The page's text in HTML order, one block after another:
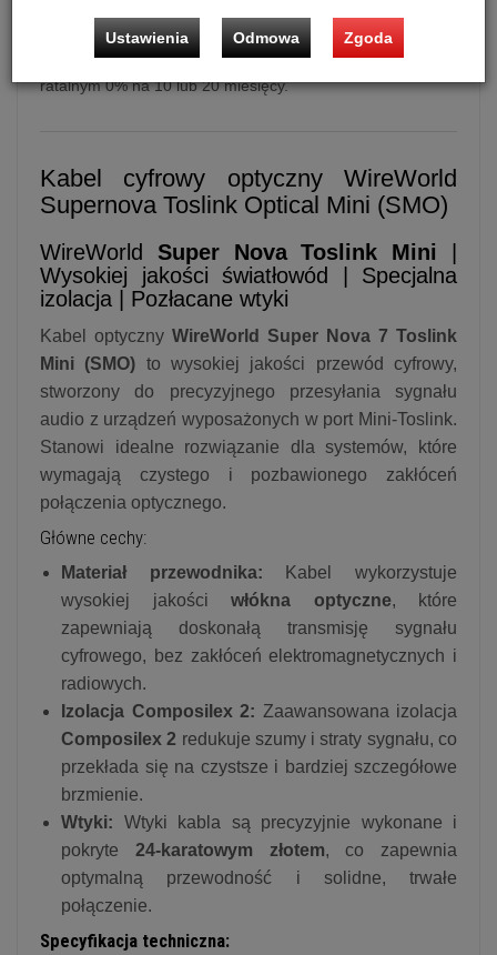
Możliwość zakupu produktu w bezpłatnym systemie
ratalnym 0% na 10 lub 20 miesięcy.
Kabel cyfrowy optyczny WireWorld
Supernova Toslink Optical Mini (SMO)
WireWorld Super Nova Toslink Mini
Wysokiej jakości światłowód | Specjalna
izolacja | Pozłacane wtyki
Kabel optyczny WireWorld Super Nova 7 Toslink
Mini (SMO) to wysokiej jakości przewód cyfrowy,
stworzony do precyzyjnego przesyłania sygnału
audio z urządzeń wyposażonych w port Mini-Toslink.
Stanowi idealne rozwiązanie dla systemów, które
wymagają czystego i pozbawionego zakłóceń
połączenia optycznego.
Główne cechy:
Materiał przewodnika: Kabel wykorzystuje
wysokiej jakości włókna optyczne, które
zapewniają doskonałą transmisję sygnału
cyfrowego, bez zakłóceń elektromagnetycznych i
radiowych.
Izolacja Composilex 2: Zaawansowana izolacja
Composilex 2 redukuje szumy i straty sygnału, co
przekłada się na czystsze i bardziej szczegółowe
brzmienie.
Wtyki: Wtyki kabla są precyzyjnie wykonane i
pokryte 24-karatowym złotem, co zapewnia
optymalną przewodność i solidne, trwałe
połączenie.
Specyfikacja techniczna:
Ustawienia Odmowa Zgoda